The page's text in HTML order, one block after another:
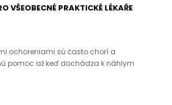
VŠEOBECNÉ PRAKTICKÉ LÉKAŘE
ochoreniami sú často chorí a
pomoc až keď dochádza k náhlym